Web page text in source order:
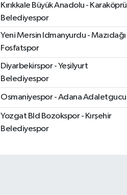
Kırıkkale Büyük Anadolu - Karaköprü
Belediyespor
Yeni Mersin Idmanyurdu - Mazıdağı
Fosfatspor
Diyarbekirspor - Yeşilyurt
Belediyespor
Osmaniyespor - Adana Adaletgucu
Yozgat Bld Bozokspor - Kırşehir
Belediyespor